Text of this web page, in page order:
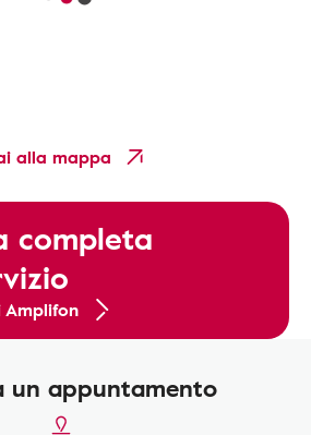
alla mappa
completa
un appuntamento